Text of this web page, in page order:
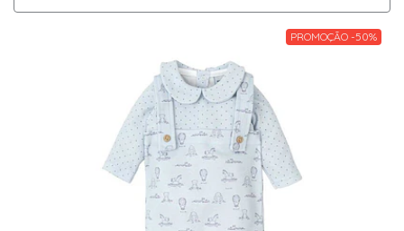
PROMOÇÃO -50%